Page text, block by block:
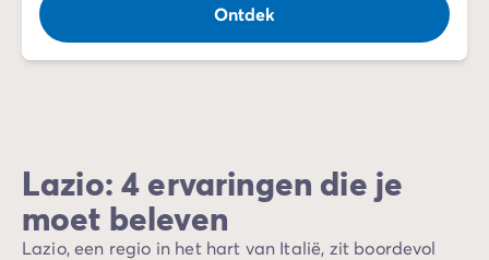
Ontdek
Lazio: 4 ervaringen die je
moet beleven
Lazio, een regio in het hart van Italië, zit boordevol